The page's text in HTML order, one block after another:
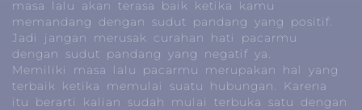
masa lalu akan terasa baik ketika kamu
memandang dengan sudut pandang yang positif.
Jadi jangan merusak curahan hati pacarmu
dengan sudut pandang yang negatif ya.
Memiliki masa lalu pacarmu merupakan hal yang
terbaik ketika memulai suatu hubungan. Karena
itu berarti kalian sudah mulai terbuka satu dengan